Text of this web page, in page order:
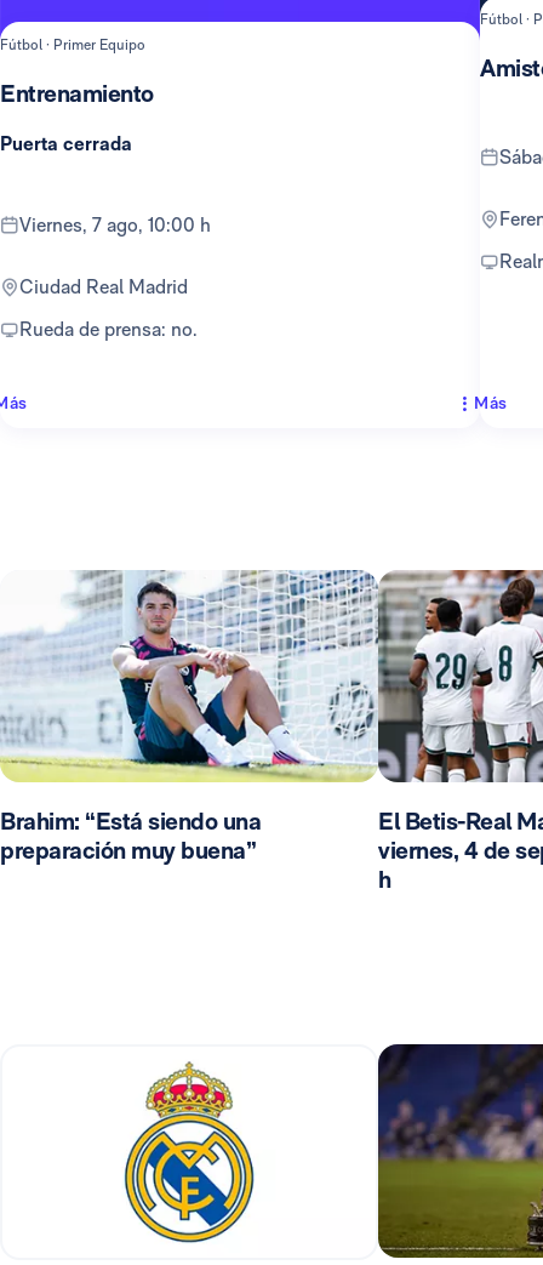
Fútbol · Primer Equipo
Entrenamiento
Puerta cerrada
viernes, 7 ago, 10:00 h
Ciudad Real Madrid
Rueda de prensa: no.
Fútbol ·
Más
Brahim: “Está siendo una
preparación muy buena”
El Betis-Real
viernes, 4 de
h